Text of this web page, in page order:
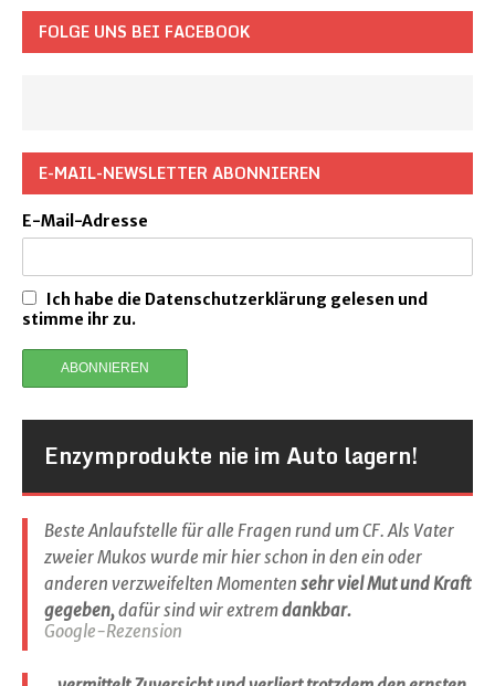
FOLGE UNS BEI FACEBOOK
E-MAIL-NEWSLETTER ABONNIEREN
E-Mail-Adresse
Ich habe die Datenschutzerklärung gelesen und
stimme ihr zu.
Enzymprodukte nie im Auto lagern!
Beste Anlaufstelle für alle Fragen rund um CF. Als Vater
zweier Mukos wurde mir hier schon in den ein oder
anderen verzweifelten Momenten sehr viel Mut und Kraft
gegeben,dafür sind wir extremdankbar.
Google-Rezension